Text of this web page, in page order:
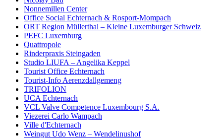
Nonnemillen Center
Office Social Echternach & Rosport-Mompach
ORT Region Müllerthal – Kleine Luxemburger Schweiz
PEFC Luxemburg
Quattropole
Rinderpraxis Steingaden
Studio LIUFA – Angelika Keppel
Tourist Office Echternach
Tourist-Info Aerenzdallgemeng
TRIFOLION
UCA Echternach
VCL Valve Competence Luxembourg S.A.
Viezerei Carlo Wampach
Ville d'Echternach
Weingut Udo Wenz – Wendelinushof